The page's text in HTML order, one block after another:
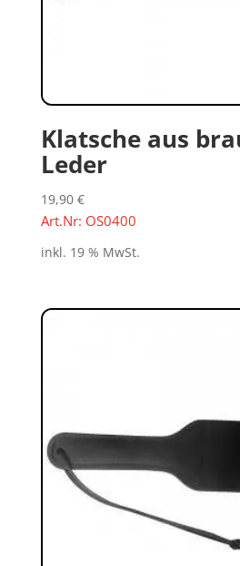
Klatsche aus
Leder
19,90 €
Art.Nr: OS0400
inkl. 19 % MwSt.